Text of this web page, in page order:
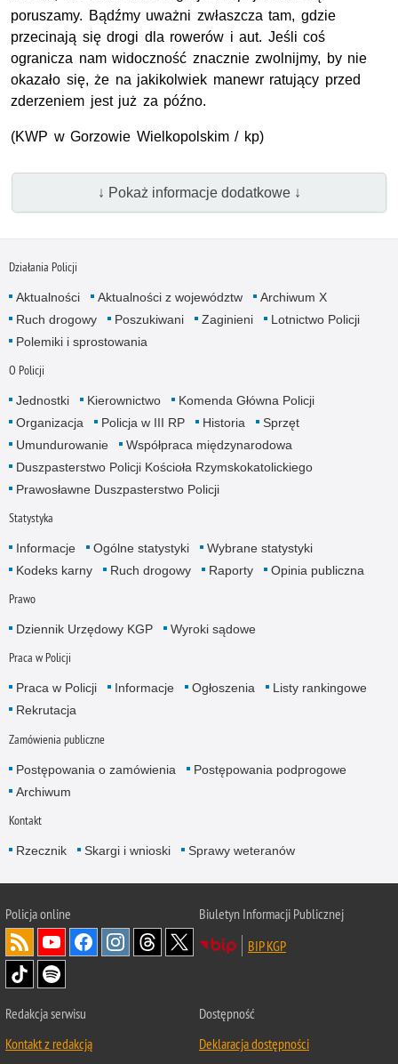
poruszamy. Bądźmy uważni zwłaszcza tam, gdzie
przecinają się drogi dla rowerów i aut. Jeśli coś
ogranicza nam widoczność znacznie zwolnijmy, by nie
okazało się, że na jakikolwiek manewr ratujący przed
zderzeniem jest już za późno.
(KWP w Gorzowie Wielkopolskim / kp)
↓ Pokaż informacje dodatkowe ↓
Działania Policji
Aktualności Aktualności z województw
Archiwum X
Ruch drogowy
Poszukiwani Zaginieni
Lotnictwo Policji
Polemiki i sprostowania
O Policji
Jednostki Kierownictwo
Komenda Główna Policji
Organizacja
Policja w III RP Historia
Sprzęt
Umundurowanie
Współpraca międzynarodowa
Duszpasterstwo Policji Kościoła Rzymskokatolickiego
Prawosławne Duszpasterstwo Policji
Statystyka
Informacje Ogólne statystyki
Wybrane statystyki
Kodeks karny
Ruch drogowy Raporty Opinia publiczna
Prawo
Dziennik Urzędowy KGP Wyroki sądowe
Praca w Policji
Praca w Policji Informacje Ogłoszenia
Listy rankingowe
Rekrutacja
Zamówienia publiczne
Postępowania o zamówienia
Postępowania podprogowe
Archiwum
Kontakt
Rzecznik Skargi i wnioski Sprawy weteranów
Policjaonline
Biuletyn Informacji Publicznej
BIP KGP
Redakcja serwisu
Kontakt z redakcją
Dostępność
Deklaracja dostępności